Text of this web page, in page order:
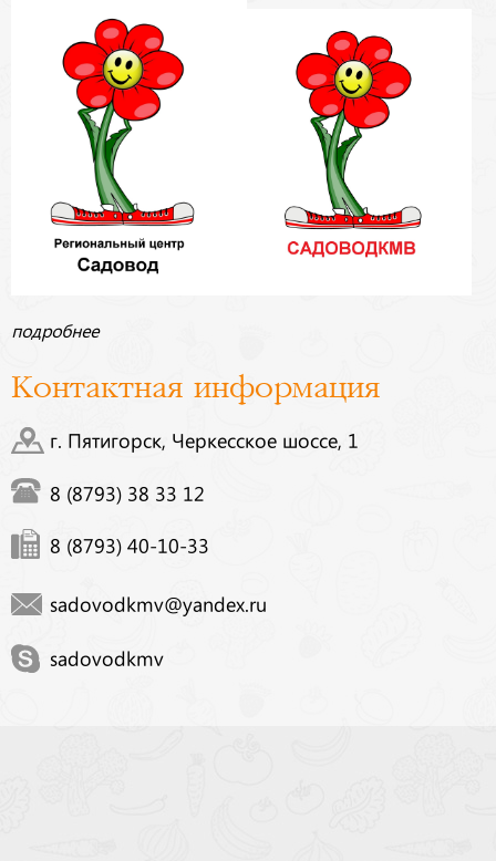
подробнее
Контактная информация
г. Пятигорск, Черкесское шоссе, 1
8 (8793) 38 33 12
8 (8793) 40-10-33
sadovodkmv@yandex.ru
sadovodkmv